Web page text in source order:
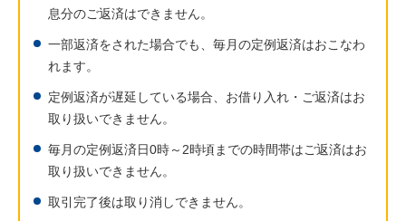
息分のご返済はできません。
一部返済をされた場合でも、毎月の定例返済はおこなわ
れます。
定例返済が遅延している場合、お借り入れ・ご返済はお
取り扱いできません。
毎月の定例返済日0時～2時頃までの時間帯はご返済はお
取り扱いできません。
取引完了後は取り消しできません。